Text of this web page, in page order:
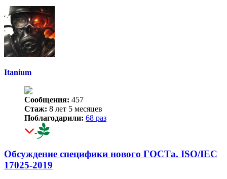
началу
Itanium
Сообщения: 457
Стаж: 8 лет 5 месяцев
Поблагодарили: 68 раз
Обсуждение специфики нового ГОСТа. ISO/IEC
17025-2019